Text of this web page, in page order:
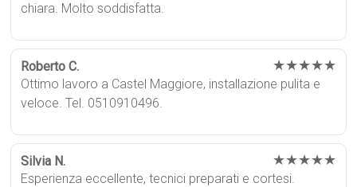
chiara. Molto soddisfatta.
Roberto C. ★★★★★
Ottimo lavoro a Castel Maggiore, installazione pulita e
veloce. Tel. 0510910496.
Silvia N. ★★★★★
Esperienza eccellente, tecnici preparati e cortesi.